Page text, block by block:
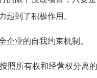
起到了积极作用。
企业的自我约束机制。
照所有权和经营权分离